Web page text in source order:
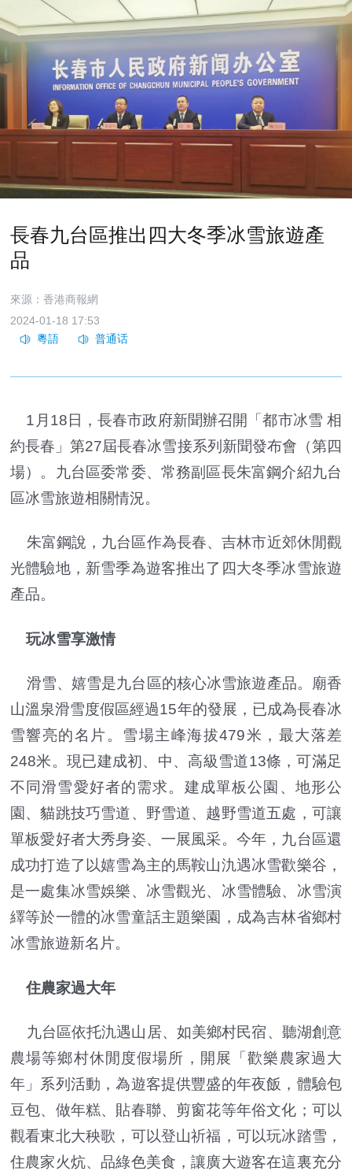
長春九台區推出四大冬季冰雪旅遊產
品
來源：香港商報網
2024-01-18 17:53
1月18日，長春市政府新聞辦召開「都市冰雪 相
約長春」第27屆長春冰雪接系列新聞發布會（第四
場）。九台區委常委、常務副區長朱富鋼介紹九台
區冰雪旅遊相關情況。
朱富鋼說，九台區作為長春、吉林市近郊休閒觀
光體驗地，新雪季為遊客推出了四大冬季冰雪旅遊
產品。
玩冰雪享激情
滑雪、嬉雪是九台區的核心冰雪旅遊產品。廟香
山溫泉滑雪度假區經過15年的發展，已成為長春冰
雪響亮的名片。雪場主峰海拔479米，最大落差
248米。現已建成初、中、高級雪道13條，可滿足
不同滑雪愛好者的需求。建成單板公園、地形公
園、貓跳技巧雪道、野雪道、越野雪道五處，可讓
單板愛好者大秀身姿、一展風采。今年，九台區還
成功打造了以嬉雪為主的馬鞍山氿遇冰雪歡樂谷，
是一處集冰雪娛樂、冰雪觀光、冰雪體驗、冰雪演
繹等於一體的冰雪童話主題樂園，成為吉林省鄉村
冰雪旅遊新名片。
住農家過大年
九台區依托氿遇山居、如美鄉村民宿、聽湖創意
農場等鄉村休閒度假場所，開展「歡樂農家過大
年」系列活動，為遊客提供豐盛的年夜飯，體驗包
豆包、做年糕、貼春聯、剪窗花等年俗文化；可以
觀看東北大秧歌，可以登山祈福，可以玩冰踏雪，
住農家火炕、品綠色美食，讓廣大遊客在這裏充分